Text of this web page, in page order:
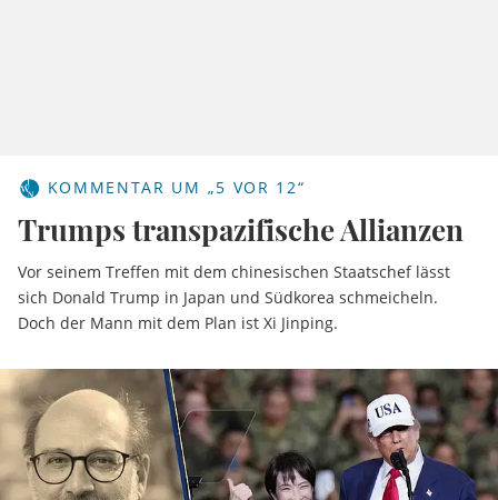
KOMMENTAR UM „5 VOR 12“
Trumps transpazifische Allianzen
Vor seinem Treffen mit dem chinesischen Staatschef lässt
sich Donald Trump in Japan und Südkorea schmeicheln.
Doch der Mann mit dem Plan ist Xi Jinping.